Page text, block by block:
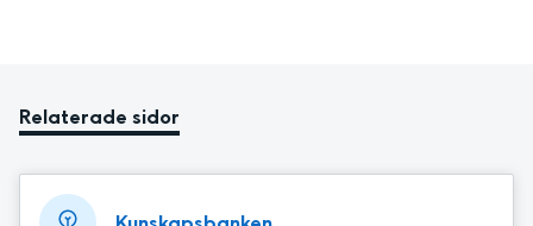
Relaterade sidor